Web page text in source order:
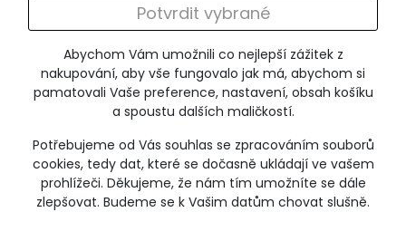
Abychom Vám umožnili co nejlepší zážitek z
nakupování, aby vše fungovalo jak má, abychom si
pamatovali Vaše preference, nastavení, obsah košíku
a spoustu dalších maličkostí.
Potřebujeme od Vás souhlas se zpracováním souborů
cookies, tedy dat, které se dočasně ukládají ve vašem
prohlížeči. Děkujeme, že nám tím umožníte se dále
zlepšovat. Budeme se k Vašim datům chovat slušně.
Potvrdit vybrané